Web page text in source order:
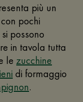
più un
pochi
possono
in tavola tutta
le zucchine
di formaggio
.